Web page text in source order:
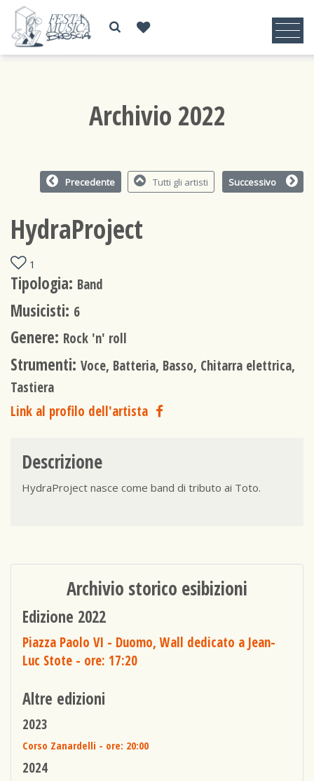
Archivio 2022
Precedente Tutti gli artisti Successivo
HydraProject
1
Tipologia: Band
Musicisti: 6
Genere: Rock 'n' roll
Strumenti: Voce, Batteria, Basso, Chitarra elettrica,
Tastiera
Link al profilo dell'artista
Descrizione
HydraProject nasce come band di tributo ai Toto.
Archivio storico esibizioni
Edizione 2022
Piazza Paolo VI - Duomo, Wall dedicato a Jean-
Luc Stote - ore: 17:20
Altre edizioni
2023
Corso Zanardelli - ore: 20:00
2024